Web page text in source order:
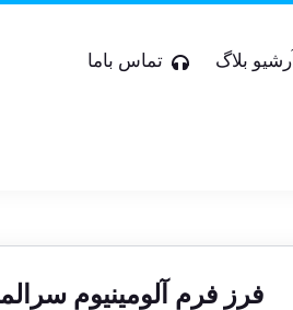
آرشیو بلاگ تماس باما
فرز فرم آلومینیوم سرالماس قطر